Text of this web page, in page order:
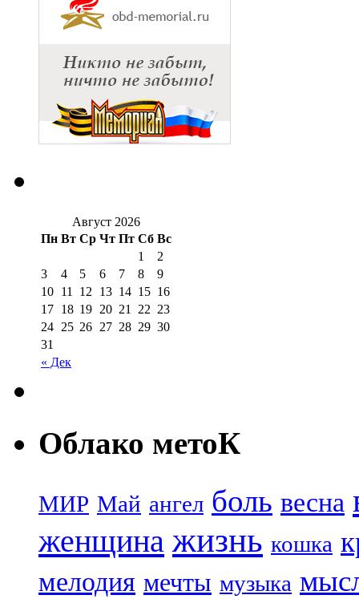
Август 2026
Пн Вт Ср Чт Пт Сб Вс
« Дек
1
2
3
4 5 6 7 8
9
10 11 12 13 14 15 16
17 18 19 20 21 22 23
24 25 26 27 28 29 30
31
Облако метоК
МИР Май ангел боль весна
женщина жизнь кошка
мелодия мечты музыка